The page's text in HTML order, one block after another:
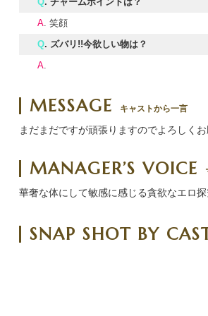
A. 笑顔
Q. ズバリ!!今欲しい物は？
A.
MESSAGE キャストから一言
まだまだですが頑張りますのでよろしくお
MANAGER’S VOICE
華奢な体にして敏感に感じる貪欲なエロ
SNAP SHOT BY